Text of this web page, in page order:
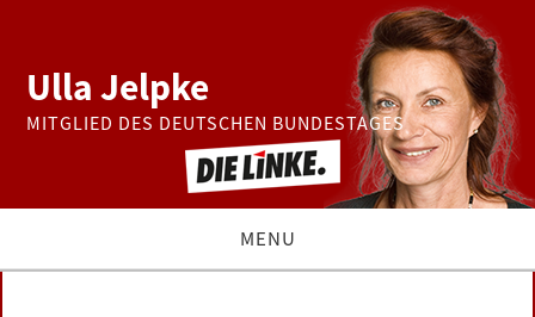
Ulla Jelpke
MITGLIED DES DEUTSCHEN BUNDESTAGES
MENU